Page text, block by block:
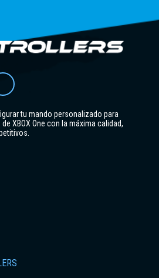
tu mando personalizado para
XBOX One con la máxima calidad,